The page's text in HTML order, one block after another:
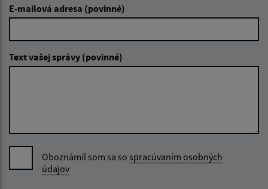
E-mailová adresa (povinné)
Text vašej správy (povinné)
Oboznámil som sa so spracúvaním osobných
údajov